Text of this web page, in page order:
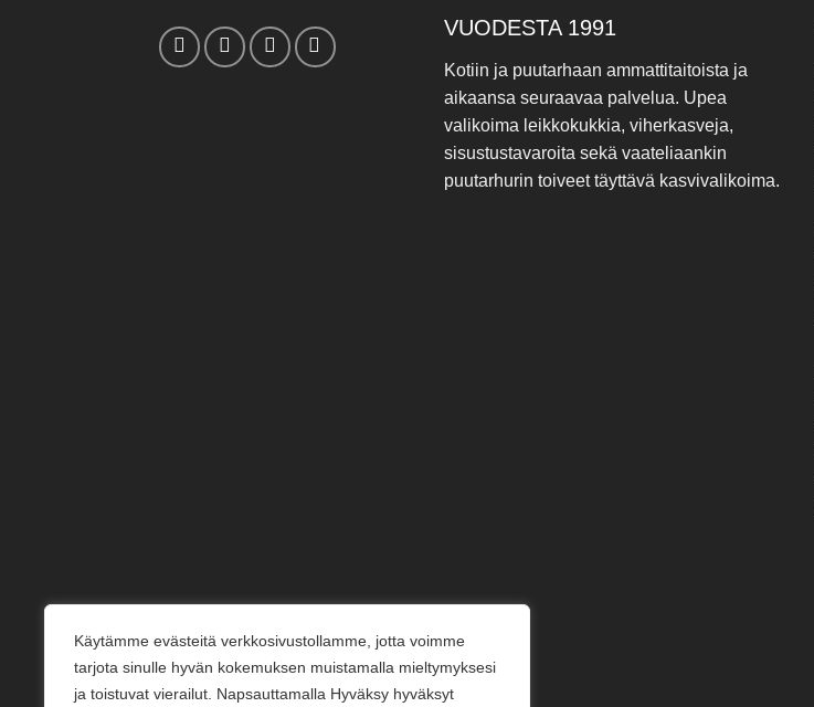
Käytämme evästeitä verkkosivustollamme, jotta voimme
tarjota sinulle hyvän kokemuksen muistamalla mieltymyksesi
ja toistuvat vierailut. Napsauttamalla Hyväksy hyväksyt
VUODESTA 1991
Kotiin ja puutarhaan ammattitaitoista ja
aikaansa seuraavaa palvelua. Upea
valikoima leikkokukkia, viherkasveja,
sisustustavaroita sekä vaateliaankin
puutarhurin toiveet täyttävä kasvivalikoima.